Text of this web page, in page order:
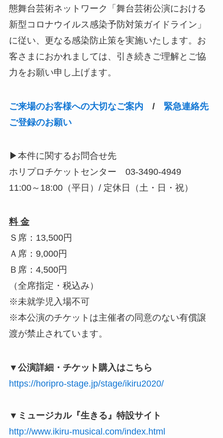
態舞台芸術ネットワーク「舞台芸術公演における
新型コロナウイルス感染予防対策ガイドライン」
に従い、更なる感染防止策を実施いたします。お
客さまにおかれましては、引き続きご理解とご協
力をお願い申し上げます。
ご来場のお客様への大切なご案内 / 緊急連絡先
ご登録のお願い
▶本件に関するお問合せ先
ホリプロチケットセンター 03-3490-4949
11:00～18:00（平日）/ 定休日（土・日・祝）
料 金
Ｓ席：13,500円
Ａ席：9,000円
Ｂ席：4,500円
（全席指定・税込み）
※未就学児入場不可
※本公演のチケットは主催者の同意のない有償譲
渡が禁止されています。
▼公演詳細・チケット購入はこちら
https://horipro-stage.jp/stage/ikiru2020/
▼ミュージカル『生きる』特設サイト
http://www.ikiru-musical.com/index.html